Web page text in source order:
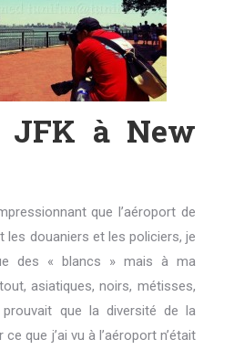
JFK à New
que l’aéroport de
les douaniers et les policiers, je
des « blancs » mais à ma
asiatiques, noirs, métisses,
que la diversité de la
que j’ai vu à l’aéroport n’était